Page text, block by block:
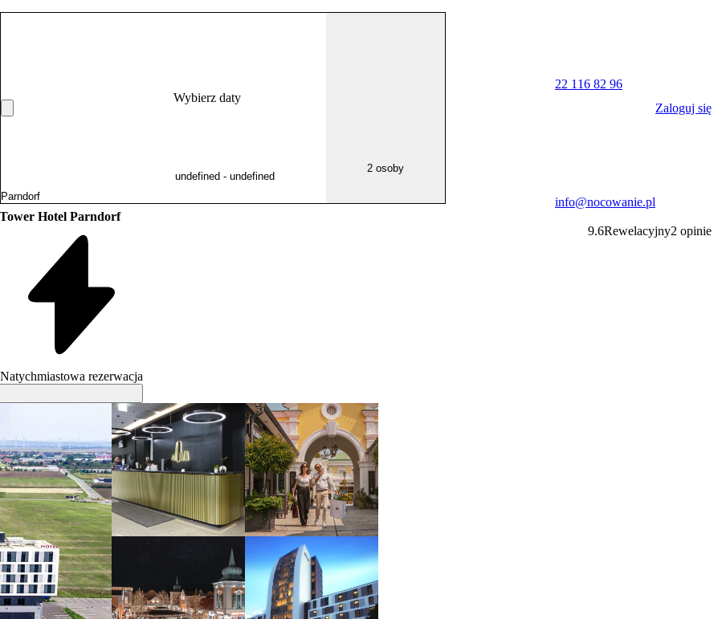
Wybierz daty
2 osoby
22 116 82 96
info@nocowanie.pl
Zaloguj się
Hotel Parndorf
Natychmiastowa rezerwacja
9.6Rewelacyjny2 opinie